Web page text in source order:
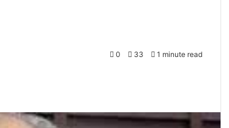
0 33 1 minute read